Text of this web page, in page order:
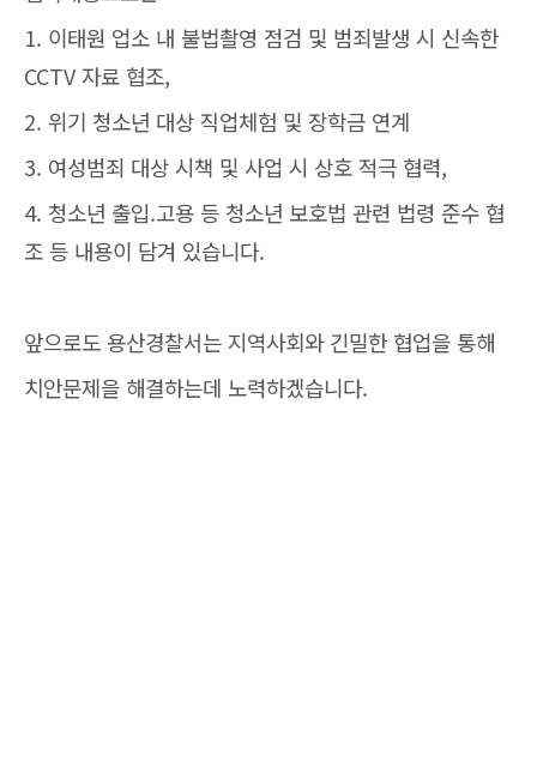
1. 이태원 업소 내 불법촬영 점검 및 범죄발생 시 신속한
CCTV 자료 협조,
2. 위기 청소년 대상 직업체험 및 장학금 연계
3. 여성범죄 대상 시책 및 사업 시 상호 적극 협력,
4. 청소년 출입.고용 등 청소년 보호법 관련 법령 준수 협
조 등 내용이 담겨 있습니다.
앞으로도 용산경찰서는 지역사회와 긴밀한 협업을 통해
치안문제을 해결하는데 노력하겠습니다.